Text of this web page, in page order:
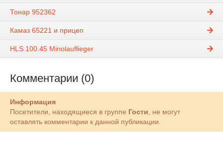
Тонар 952362
Камаз 65221 и прицеп
HLS 100.45 Minolauflieger
Комментарии (0)
Информация
Посетители, находящиеся в группе Гости , не могут
оставлять комментарии к данной публикации.